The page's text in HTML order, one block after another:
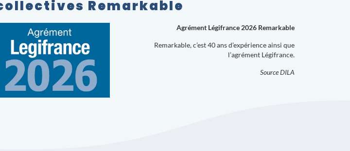
Remarkable
Agrément Légifrance 2026 Remarkable
Remarkable, c’est 40 ans d’expérience ainsi que
l’agrément Légifrance.
Source DILA